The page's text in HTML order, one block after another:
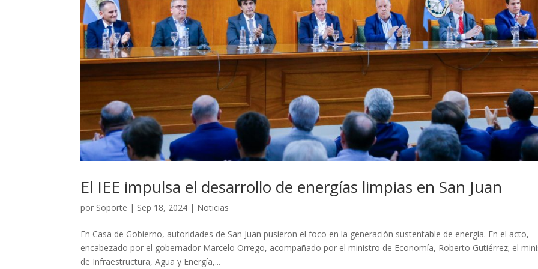
El IEE impulsa el desarrollo de energías limpias en San Juan
por Soporte | Sep 18, 2024 | Noticias
En Casa de Gobierno, autoridades de San Juan pusieron el foco en la generación sustentable de energía. En el acto,
encabezado por el gobernador Marcelo Orrego, acompañado por el ministro de Economía, Roberto Gutiérrez; el
de Infraestructura, Agua y Energía,...